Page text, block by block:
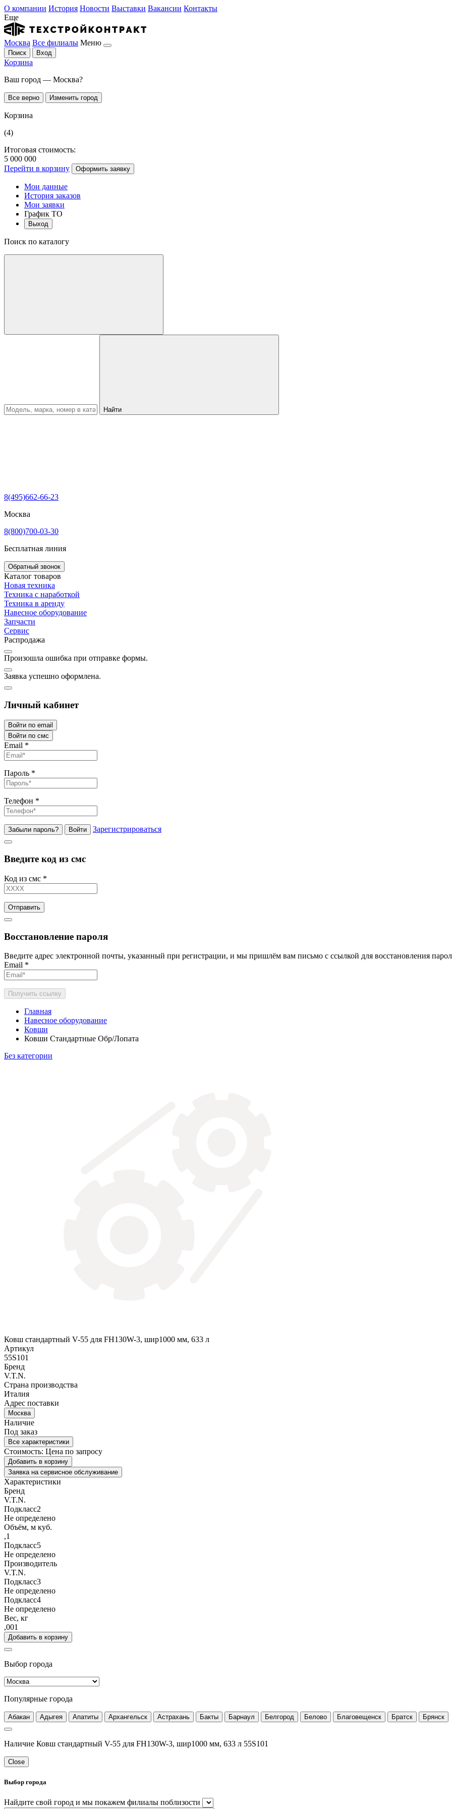
О компании История Новости Выставки Вакансии Контакты
Еще
Москва Все филиалы Меню
Поиск Вход
Корзина
Ваш город — Москва?
Все верно Изменить город
Корзина
(4)
Итоговая стоимость:
5 000 000
Перейти в корзину
Оформить заявку
Мои данные
История заказов
Мои заявки
График ТО
Выход
Поиск по каталогу
Найти
8(495)662-66-23
Москва
8(800)700-03-30
Бесплатная линия
Обратный звонок
Каталог товаров
Новая техника
Техника с наработкой
Техника в аренду
Навесное оборудование
Запчасти
Сервис
Распродажа
Произошла ошибка при отправке формы.
Заявка успешно оформлена.
Личный кабинет
Войти по email
Войти по смс
Email *
Пароль *
Телефон *
Забыли пароль? Войти Зарегистрироваться
Введите код из смс
Код из смс *
Отправить
Восстановление пароля
Введите адрес электронной почты, указанный при регистрации, и мы пришлём вам письмо с ссылкой для восстановления
Email *
Получить ссылку
Главная
Навесное оборудование
Ковши
Ковши Стандартные Обр/Лопата
Без категории
Ковш стандартный V-55 для FH130W-3, шир1000 мм, 633 л
Артикул
55S101
Бренд
V.T.N.
Страна производства
Италия
Адрес поставки
Москва
Наличие
Под заказ
Все характеристики
Стоимость: Цена по запросу
Добавить в корзину
Заявка на сервисное обслуживание
Характеристики
Бренд
V.T.N.
Подкласс2
Не определено
Объём, м куб.
,1
Подкласс5
Не определено
Производитель
V.T.N.
Подкласс3
Не определено
Подкласс4
Не определено
Вес, кг
,001
Добавить в корзину
Выбор города
Популярные города
Абакан Адыгея Апатиты Архангельск Астрахань Бакты Барнаул Белгород Белово Благовещенск Братск Брянск
Наличие Ковш стандартный V-55 для FH130W-3, шир1000 мм, 633 л 55S101
Close
Выбор города
Найдите свой город и мы покажем филиалы поблизости